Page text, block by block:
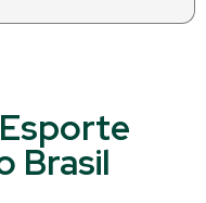
Brasil